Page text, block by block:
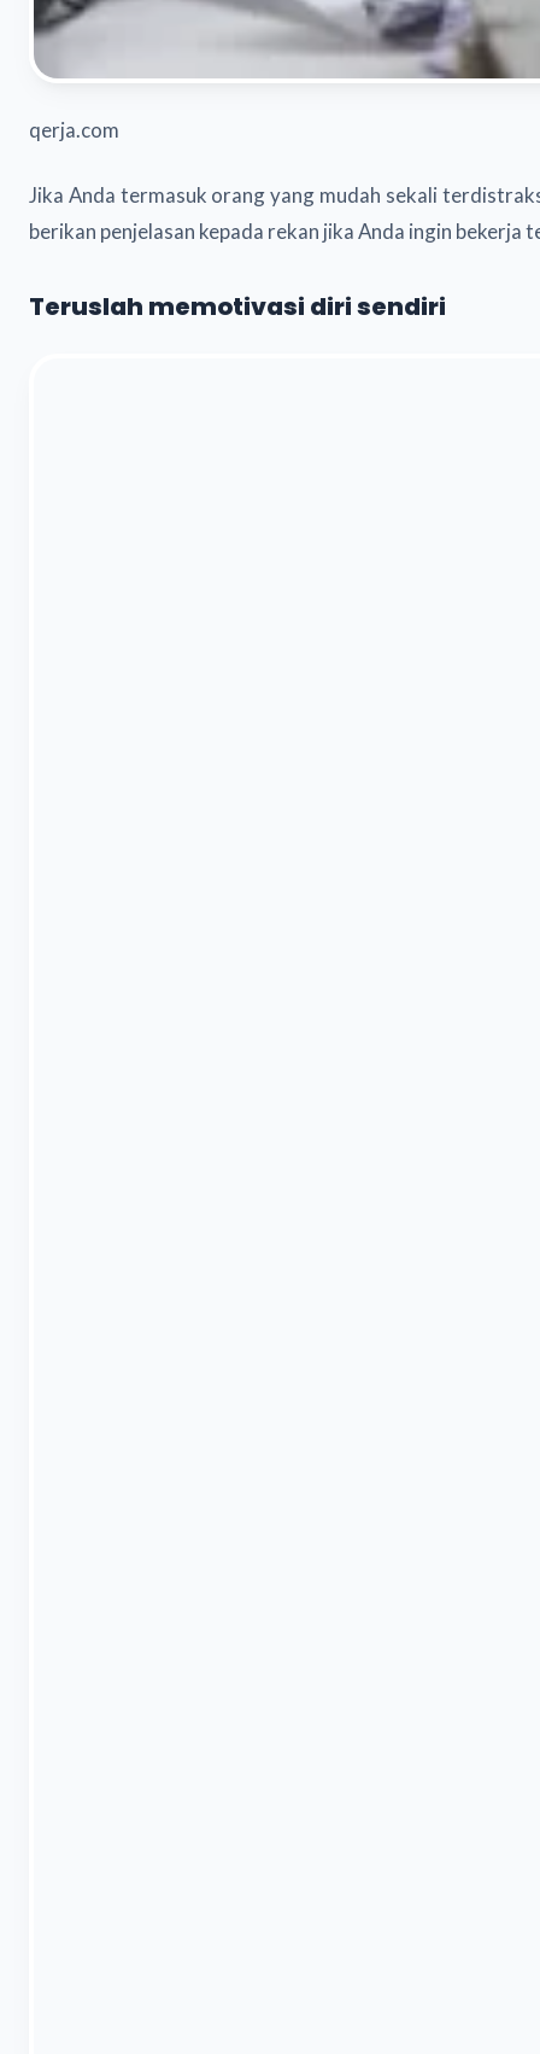
qerja.com
Jika Anda termasuk orang yang mudah sekali
berikan penjelasan kepada rekan jika Anda ingin
Teruslah memotivasi diri sendiri